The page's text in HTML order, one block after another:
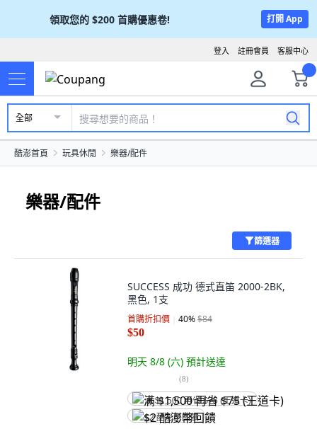
領取您的 $200 首購優惠卷! 打開 App
客服中心
註冊會員
登入
全部
酷澎首頁 玩具休閒 樂器/配件
樂器/配件
篩選器
SUCCESS 成功 德式直笛 2000-2BK,
黑色, 1支
首購折扣價 40%$84
$50
明天 8/8 (六) 預計送達
(8)
满 $1,500 再省 $75 (王道卡)
$2 酷澎幣回饋